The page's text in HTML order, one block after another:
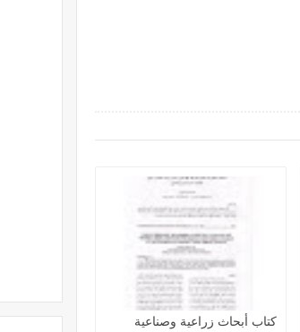
كتاب أبحاث زراعية وصناعية